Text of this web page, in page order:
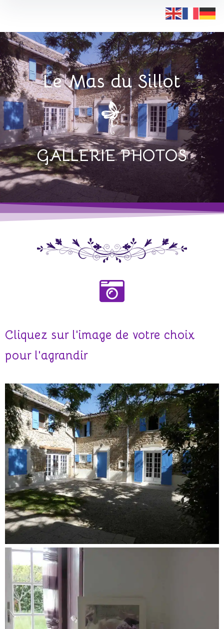
Le Mas du Sillot
GALLERIE PHOTOS
Cliquez sur l'image de votre choix
pour l'agrandir